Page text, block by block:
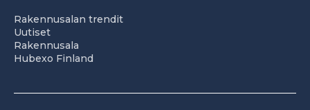
Rakennusalan trendit
Uutiset
Rakennusala
Hubexo Finland